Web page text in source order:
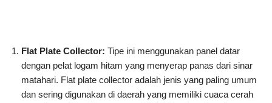
Flat Plate Collector: Tipe ini menggunakan panel datar
dengan pelat logam hitam yang menyerap panas dari sinar
matahari. Flat plate collector adalah jenis yang paling umum
dan sering digunakan di daerah yang memiliki cuaca cerah